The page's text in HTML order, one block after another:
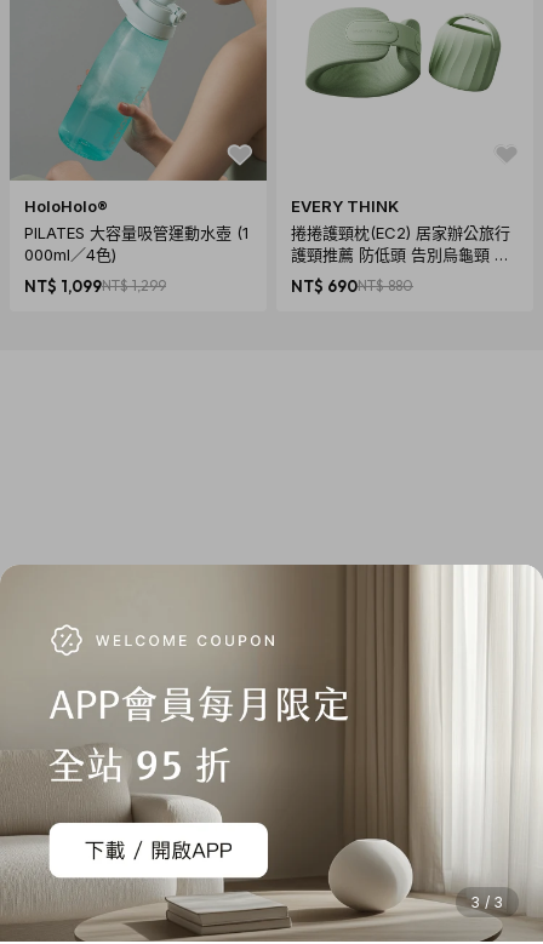
HoloHolo®
PILATES 大容量吸管運動水壺 (1
000ml／4色)
NT$ 1,099NT$ 1,299
EVERY THINK
捲捲護頸枕(EC2) 居家辦公旅行
護頸推薦 防低頭 告別烏龜頸 頸
椎養護 多色可選
NT$ 690NT$ 880
3 / 3